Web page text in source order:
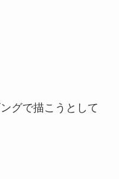
グで描こうとして